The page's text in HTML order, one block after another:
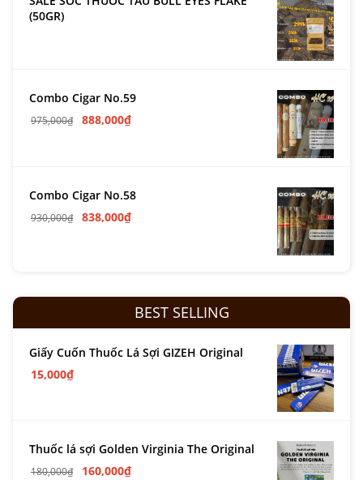
(50GR)
Combo Cigar No.59
975,000₫ 888,000₫
Combo Cigar No.58
930,000₫ 838,000₫
BEST SELLING
Giấy Cuốn Thuốc Lá Sợi GIZEH Original
15,000₫
Thuốc lá sợi Golden Virginia The Original
180,000₫ 160,000₫